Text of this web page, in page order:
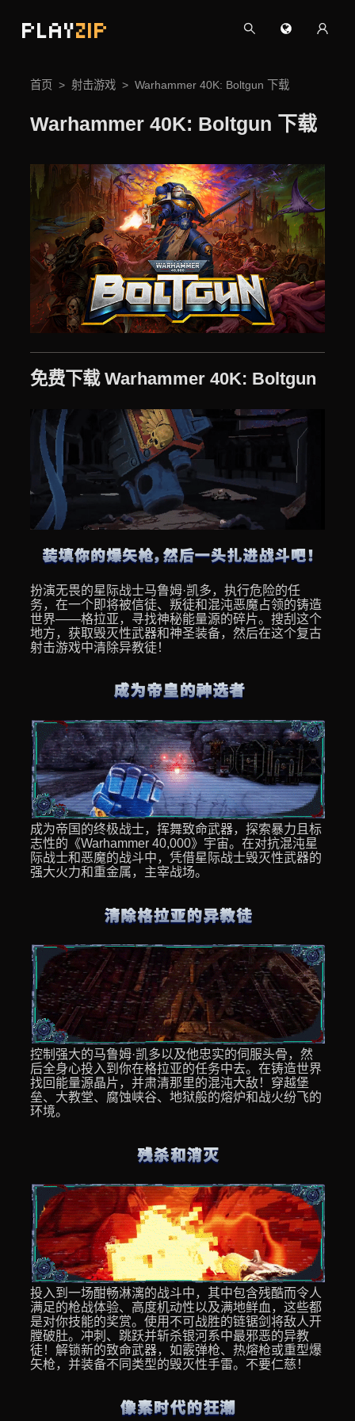
PLAYZIP
首页 射击游戏 Warhammer 40K: Boltgun 下载
Warhammer 40K: Boltgun 下载
免费下载 Warhammer 40K: Boltgun
扮演无畏的星际战士马鲁姆·凯多，执行危险的任
务，在一个即将被信徒、叛徒和混沌恶魔占领的铸造
世界——格拉亚，寻找神秘能量源的碎片。搜刮这个
地方，获取毁灭性武器和神圣装备，然后在这个复古
射击游戏中清除异教徒！
成为帝国的终极战士，挥舞致命武器，探索暴力且标
志性的《Warhammer 40,000》宇宙。在对抗混沌星
际战士和恶魔的战斗中，凭借星际战士毁灭性武器的
强大火力和重金属，主宰战场。
控制强大的马鲁姆·凯多以及他忠实的伺服头骨，然
后全身心投入到你在格拉亚的任务中去。在铸造世界
找回能量源晶片，并肃清那里的混沌大敌！穿越堡
垒、大教堂、腐蚀峡谷、地狱般的熔炉和战火纷飞的
环境。
投入到一场酣畅淋漓的战斗中，其中包含残酷而令人
满足的枪战体验、高度机动性以及满地鲜血，这些都
是对你技能的奖赏。使用不可战胜的链锯剑将敌人开
膛破肚。冲刺、跳跃并斩杀银河系中最邪恶的异教
徒！解锁新的致命武器，如霰弹枪、热熔枪或重型爆
矢枪，并装备不同类型的毁灭性手雷。不要仁慈！